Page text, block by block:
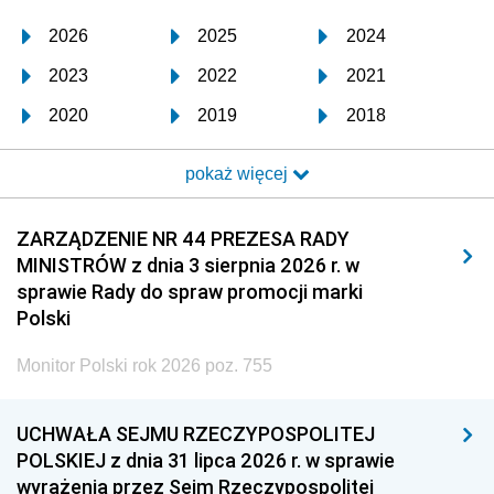
2026 2025 2024
2023 2022 2021
2020 2019 2018
2017 2016 2015
2014 2013 2012
2011 2010 2009
2008 2007 2006
2005
1996 1995 1994
1993 1992 1991
pokaż więcej
ZARZĄDZENIE NR 44 PREZESA RADY
MINISTRÓW z dnia 3 sierpnia 2026 r. w
sprawie Rady do spraw promocji marki
Polski
Monitor Polski rok 2026 poz. 755
UCHWAŁA SEJMU RZECZYPOSPOLITEJ
POLSKIEJ z dnia 31 lipca 2026 r. w sprawie
wyrażenia przez Sejm Rzeczypospolitej